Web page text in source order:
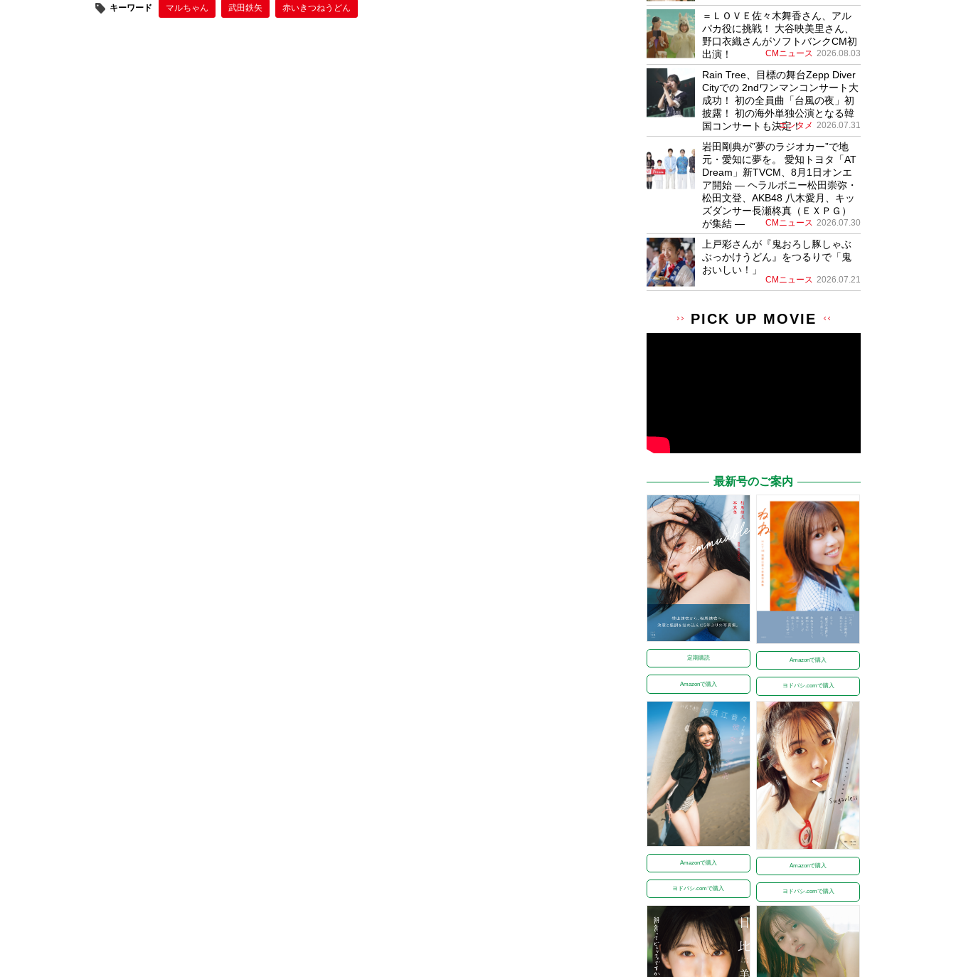
キーワード マルちゃん 武田鉄矢 赤いきつねうどん
＝ＬＯＶＥ佐々木舞香さん、アル
パカ役に挑戦！ 大谷映美里さん、
野口衣織さんがソフトバンクCM初
出演！
CMニュース 2026.08.03
Rain Tree、目標の舞台Zepp Diver
Cityでの 2ndワンマンコンサート大
成功！ 初の全員曲「台風の夜」初
披露！ 初の海外単独公演となる韓
国コンサートも決定！
エンタメ 2026.07.31
岩田剛典が”夢のラジオカー”で地
元・愛知に夢を。 愛知トヨタ「AT
Dream」新TVCM、8月1日オンエ
ア開始 ― ヘラルボニー松田崇弥・
松田文登、AKB48 八木愛月、キッ
ズダンサー長瀬柊真（ＥＸＰＧ）
が集結 ―
CMニュース 2026.07.30
上戸彩さんが『鬼おろし豚しゃぶ
ぶっかけうどん』をつるりで「鬼
おいしい！」
CMニュース 2026.07.21
PICK UP MOVIE
最新号のご案内
定期購読
Amazonで購入
Amazonで購入
ヨドバシ.comで購入
Amazonで購入
ヨドバシ.comで購入
Amazonで購入
ヨドバシ.comで購入